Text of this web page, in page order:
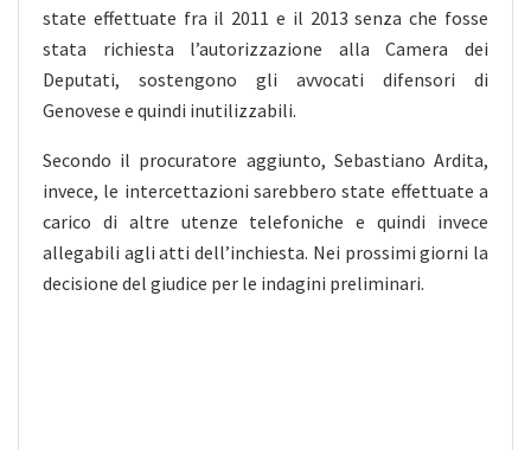
state effettuate fra il 2011 e il 2013 senza che fosse
stata richiesta l’autorizzazione alla Camera dei
Deputati, sostengono gli avvocati difensori di
Genovese e quindi inutilizzabili.
Secondo il procuratore aggiunto, Sebastiano Ardita,
invece, le intercettazioni sarebbero state effettuate a
carico di altre utenze telefoniche e quindi invece
allegabili agli atti dell’inchiesta. Nei prossimi giorni la
decisione del giudice per le indagini preliminari.